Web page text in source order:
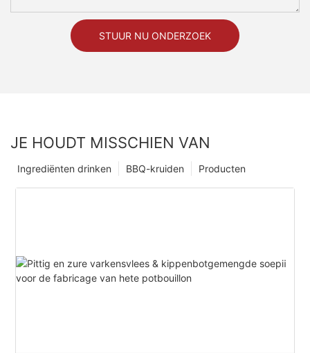
STUUR NU ONDERZOEK
JE HOUDT MISSCHIEN VAN
Producten
BBQ-kruiden
Ingrediënten drinken